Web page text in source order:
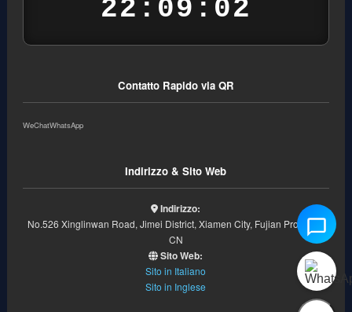
22:09:02
Contatto Rapido via QR
WeChatWhatsApp
Indirizzo & Sito Web
Indirizzo:
No.526 Xinglinwan Road, Jimei District, Xiamen City, Fujian Province,
CN
Sito Web:
Sito in Italiano
Sito in Inglese